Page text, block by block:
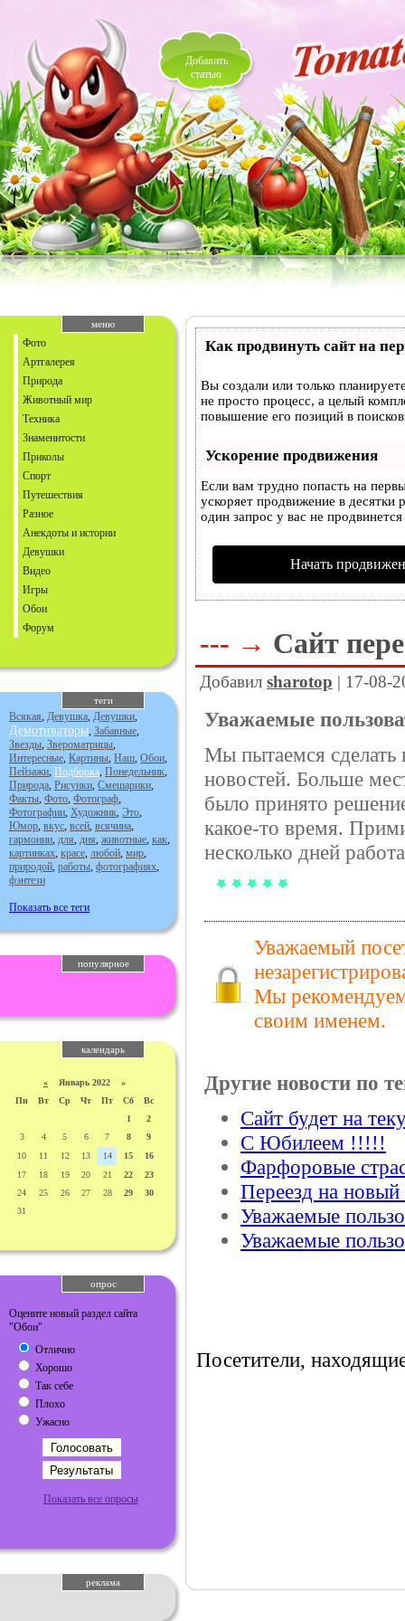
Добавить
статью
меню
Фото
Артгалерея
Природа
Животный мир
Техника
Знаменитости
Приколы
Спорт
Путешествия
Разное
Анекдоты и истории
Девушки
Видео
Игры
Обои
Форум
теги
Всякая, Девушка, Девушки,
Демотиваторы, Забавные,
Звезды, Звероматрицы,
Интересные, Картины, Наш, Обои,
Пейзажи, Подборка, Понедельник,
Природа, Рисунки, Смешарики,
Факты, Фото, Фотограф,
Фотографии, Художник, Это,
Юмор, вкус, всей, всячина,
гармонии, для, дня, животные, как,
картинках, красе, любой, мир,
природой, работы, фотографиях,
фэнтези
Показать все теги
популярное
календарь
« Январь 2022 »
Пн
Вт Ср Чт Пт Сб
Вс
1
2
3
4 5 6 7 8
9
10
11 12 13 14 15
16
17
18 19 20 21 22
23
24
25 26 27 28 29
30
31
опрос
Оцените новый раздел сайта
"Обои"
Отлично
Хорошо
Так себе
Плохо
Ужасно
Показать все опросы
реклама
Как продвинуть сайт на
Вы создали или только
не просто процесс, а целый
повышение его позиций в
Ускорение продвижения
Если вам трудно попасть на
ускоряет продвижение в десятки
один запрос у вас не
Начать
--- → Сайт
Добавил sharotop | 17-08-
Уважаемые
Мы пытаемся сделать
новостей. Больше
было принято
какое-то время.
несколько дней
Уважаемый
Мы рекомендуем
своим именем.
Другие новости по
Сайт будет на
С Юбилеем !!!!!
Фарфоровые
Переезд на новый
Уважаемые
Уважаемые
Посетители,